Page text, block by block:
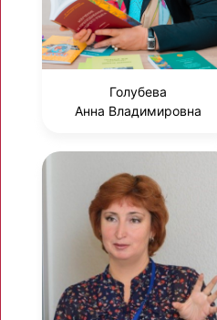
Голубева
Анна Владимировна